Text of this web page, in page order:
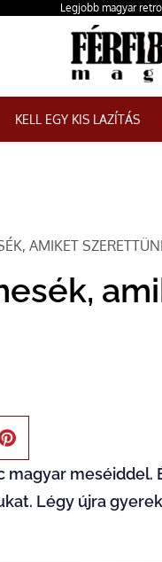
Legjobb magyar
KELL EGY KIS LAZÍTÁS
AMIKET
meséiddel.
Légy újra